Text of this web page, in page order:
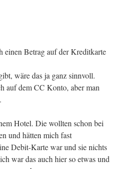
einen Betrag auf der Kreditkarte
wäre das ja ganz sinnvoll.
auf dem CC Konto, aber man
Hotel. Die wollten schon bei
und hätten mich fast
Debit-Karte war und sie nichts
war das auch hier so etwas und